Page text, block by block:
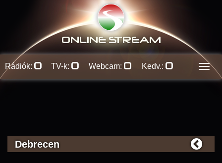
ONLINE STREAM
Rádiók: TV-k: Webcam: Kedv.:
Debrecen